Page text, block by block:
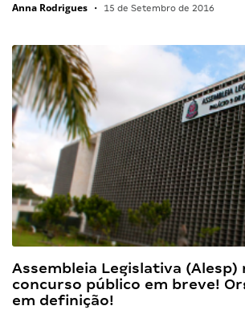
Anna Rodrigues • 15 de Setembro de 2016
Assembleia Legislativa (Alesp)
concurso público em breve!
em definição!